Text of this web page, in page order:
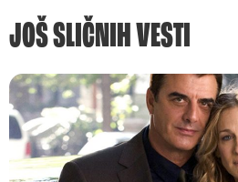
JOŠ SLIČNIH VESTI